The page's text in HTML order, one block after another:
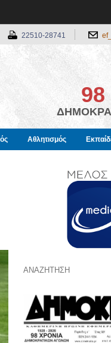
22510-28741
Αθλητισμός